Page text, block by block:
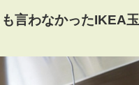
言わなかったIKEA玉